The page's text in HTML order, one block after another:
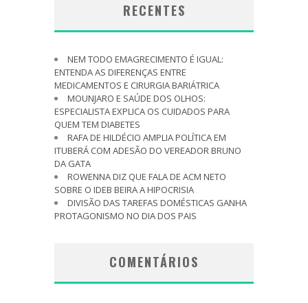
RECENTES
NEM TODO EMAGRECIMENTO É IGUAL:
ENTENDA AS DIFERENÇAS ENTRE
MEDICAMENTOS E CIRURGIA BARIÁTRICA
MOUNJARO E SAÚDE DOS OLHOS:
ESPECIALISTA EXPLICA OS CUIDADOS PARA
QUEM TEM DIABETES
RAFA DE HILDÉCIO AMPLIA POLÍTICA EM
ITUBERÁ COM ADESÃO DO VEREADOR BRUNO
DA GATA
ROWENNA DIZ QUE FALA DE ACM NETO
SOBRE O IDEB BEIRA A HIPOCRISIA
DIVISÃO DAS TAREFAS DOMÉSTICAS GANHA
PROTAGONISMO NO DIA DOS PAIS
COMENTÁRIOS